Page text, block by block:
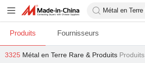
Produits Fournisseurs
3325 Métal en Terre Rare & Produits Produits